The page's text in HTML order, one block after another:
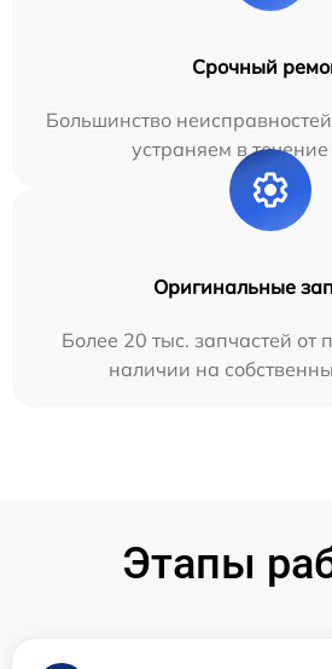
Срочный
Большинство
устраняем в
Оригинальные
Более 20 тыс. запчастей от
наличии на
Этапы